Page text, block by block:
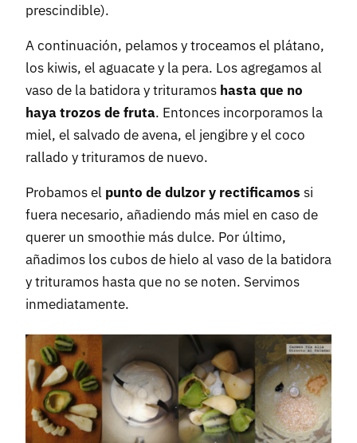
prescindible).
A continuación, pelamos y troceamos el plátano,
los kiwis, el aguacate y la pera. Los agregamos al
vaso de la batidora y trituramos hasta que no
haya trozos de fruta. Entonces incorporamos la
miel, el salvado de avena, el jengibre y el coco
rallado y trituramos de nuevo.
Probamos el punto de dulzor y rectificamos si
fuera necesario, añadiendo más miel en caso de
querer un smoothie más dulce. Por último,
añadimos los cubos de hielo al vaso de la batidora
y trituramos hasta que no se noten. Servimos
inmediatamente.